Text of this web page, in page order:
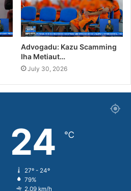
Advogadu: Kazu Scamming
Iha Metiaut…
July 30, 2026
24 ℃
27º - 24º
79%
2.09 km/h